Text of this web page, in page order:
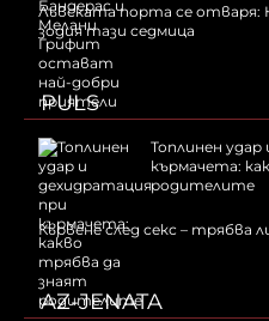
Лъвската порта се отваря:
зодия тази седмица
PULS
Топлинен
кърмачета:
родителите
Кървене след секс – трябва
AZ-JENATA